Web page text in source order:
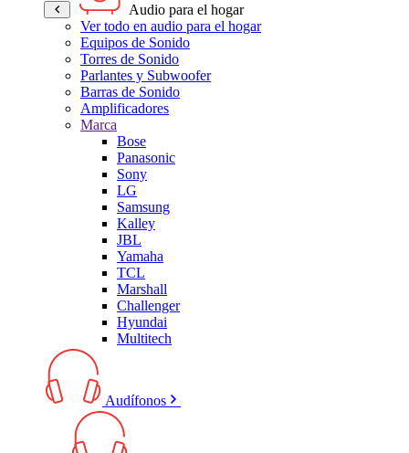
Audio para el hogar
Ver todo en audio para el hogar
Equipos de Sonido
Torres de Sonido
Parlantes y Subwoofer
Barras de Sonido
Amplificadores
Marca
Bose
Panasonic
Sony
LG
Samsung
Kalley
JBL
Yamaha
TCL
Marshall
Challenger
Hyundai
Multitech
Audífonos